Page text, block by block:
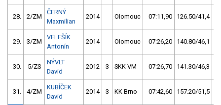
28. 2/ZM
ČERNÝ
Maxmilian
2014 Olomouc 07:11,90 126.50/41,4
29. 3/ZM
VELEŠÍK
Antonín
2014 Olomouc 07:26,20 140.80/46,1
30. 5/ZS
NÝVLT
David
2012 3 SKK VM 07:26,70 141.30/46,3
31. 4/ZM
KUBÍČEK
David
2014 3 KK Brno 07:42,60 157.20/51,5